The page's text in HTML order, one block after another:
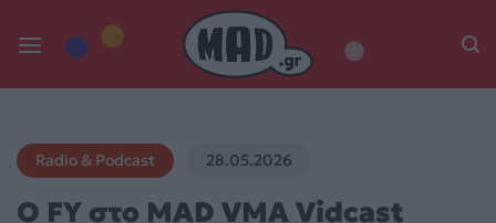
Radio & Podcast 28.05.2026
Ο FY στο MAD VMA Vidcast